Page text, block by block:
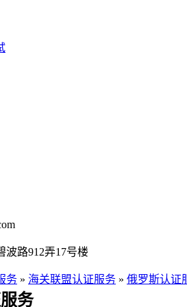
波路912弄17号楼
务 » 海关联盟认证服务 » 俄罗斯认证
务